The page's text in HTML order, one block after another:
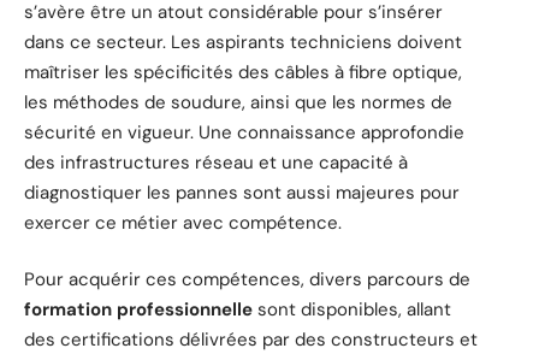
s’avère être un atout considérable pour s’insérer
dans ce secteur. Les aspirants techniciens doivent
maîtriser les spécificités des câbles à fibre optique,
les méthodes de soudure, ainsi que les normes de
sécurité en vigueur. Une connaissance approfondie
des infrastructures réseau et une capacité à
diagnostiquer les pannes sont aussi majeures pour
exercer ce métier avec compétence.
Pour acquérir ces compétences, divers parcours de
formation professionnelle sont disponibles, allant
des certifications délivrées par des constructeurs et